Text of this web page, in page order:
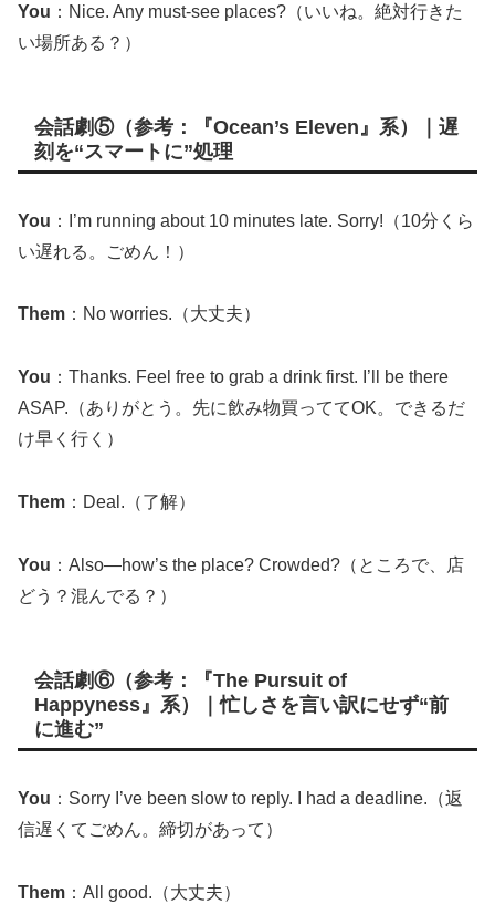
You ：Nice. Any must-see places?（いいね。絶対行きた
い場所ある？）
会話劇⑤（参考：『Ocean’s Eleven』系）｜遅
刻を“スマートに”処理
You ：I’m running about 10 minutes late. Sorry!（10分くら
い遅れる。ごめん！）
Them ：No worries.（大丈夫）
You ：Thanks. Feel free to grab a drink first. I’ll be there
ASAP.（ありがとう。先に飲み物買っててOK。できるだ
け早く行く）
Them ：Deal.（了解）
You ：Also—how’s the place? Crowded?（ところで、店
どう？混んでる？）
会話劇⑥（参考：『The Pursuit of
Happyness』系）｜忙しさを言い訳にせず“前
に進む”
You ：Sorry I’ve been slow to reply. I had a deadline.（返
信遅くてごめん。締切があって）
Them ：All good.（大丈夫）